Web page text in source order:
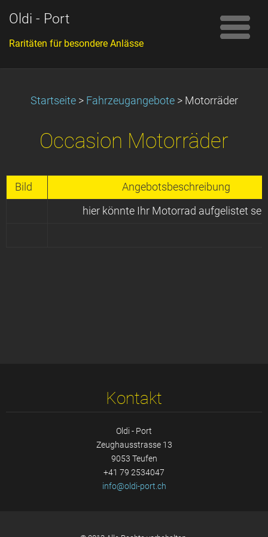
Oldi - Port
Raritäten für besondere Anlässe
Startseite > Fahrzeugangebote > Motorräder
Occasion Motorräder
Bild
Angebotsbeschreibung
hier könnte Ihr Motorrad aufgelistet
Kontakt
Oldi - Port
Zeughausstrasse 13
9053 Teufen
+41 79 2534047
info@oldi-port.ch